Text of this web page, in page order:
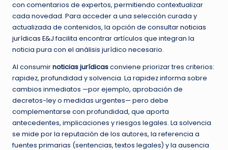
con comentarios de expertos, permitiendo contextualizar
cada novedad. Para acceder a una selección curada y
actualizada de contenidos, la opción de consultarnoticias
jurídicas E&Jfacilita encontrar artículos que integran la
noticia pura con el análisis jurídico necesario.
Al consumirnoticias jurídicasconviene priorizar tres criterios:
rapidez, profundidad y solvencia. La rapidez informa sobre
cambios inmediatos —por ejemplo, aprobación de
decretos-ley o medidas urgentes— pero debe
complementarse con profundidad, que aporta
antecedentes, implicaciones y riesgos legales. La solvencia
se mide por la reputación de los autores, la referencia a
fuentes primarias (sentencias, textos legales) y la ausencia